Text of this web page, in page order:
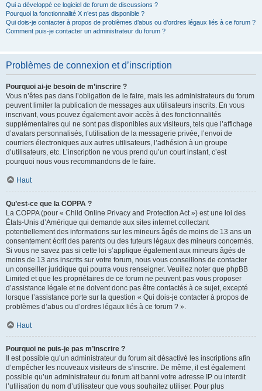
Qui a développé ce logiciel de forum de discussions ?
Pourquoi la fonctionnalité X n’est pas disponible ?
Qui dois-je contacter à propos de problèmes d’abus ou d’ordres légaux liés à ce forum ?
Comment puis-je contacter un administrateur du forum ?
Problèmes de connexion et d’inscription
Pourquoi ai-je besoin de m’inscrire ?
Vous n’êtes pas dans l’obligation de le faire, mais les administrateurs du forum
peuvent limiter la publication de messages aux utilisateurs inscrits. En vous
inscrivant, vous pouvez également avoir accès à des fonctionnalités
supplémentaires qui ne sont pas disponibles aux visiteurs, tels que l’affichage
d’avatars personnalisés, l’utilisation de la messagerie privée, l’envoi de
courriers électroniques aux autres utilisateurs, l’adhésion à un groupe
d’utilisateurs, etc. L’inscription ne vous prend qu’un court instant, c’est
pourquoi nous vous recommandons de le faire.
Haut
Qu’est-ce que la COPPA ?
La COPPA (pour « Child Online Privacy and Protection Act ») est une loi des
États-Unis d’Amérique qui demande aux sites internet collectant
potentiellement des informations sur les mineurs âgés de moins de 13 ans un
consentement écrit des parents ou des tuteurs légaux des mineurs concernés.
Si vous ne savez pas si cette loi s’applique également aux mineurs âgés de
moins de 13 ans inscrits sur votre forum, nous vous conseillons de contacter
un conseiller juridique qui pourra vous renseigner. Veuillez noter que phpBB
Limited et que les propriétaires de ce forum ne peuvent pas vous proposer
d’assistance légale et ne doivent donc pas être contactés à ce sujet, excepté
lorsque l’assistance porte sur la question « Qui dois-je contacter à propos de
problèmes d’abus ou d’ordres légaux liés à ce forum ? ».
Haut
Pourquoi ne puis-je pas m’inscrire ?
Il est possible qu’un administrateur du forum ait désactivé les inscriptions afin
d’empêcher les nouveaux visiteurs de s’inscrire. De même, il est également
possible qu’un administrateur du forum ait banni votre adresse IP ou interdit
l’utilisation du nom d’utilisateur que vous souhaitez utiliser. Pour plus